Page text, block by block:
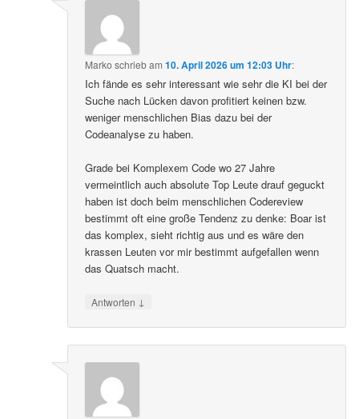
Marko schriebam10. April 2026 um 12:03 Uhr:
Ich fände es sehr interessant wie sehr die KI bei der
Suche nach Lücken davon profitiert keinen bzw.
weniger menschlichen Bias dazu bei der
Codeanalyse zu haben.
Grade bei Komplexem Code wo 27 Jahre
vermeintlich auch absolute Top Leute drauf geguckt
haben ist doch beim menschlichen Codereview
bestimmt oft eine große Tendenz zu denke: Boar ist
das komplex, sieht richtig aus und es wäre den
krassen Leuten vor mir bestimmt aufgefallen wenn
das Quatsch macht.
Antworten ↓